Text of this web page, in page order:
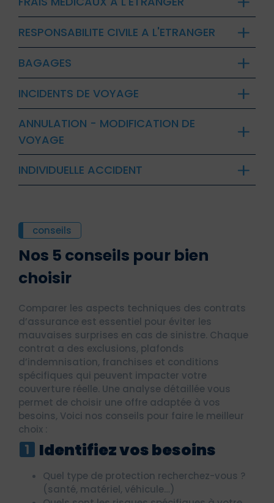
RESPONSABILITE CIVILE A L'ETRANGER
BAGAGES
INCIDENTS DE VOYAGE
ANNULATION - MODIFICATION DE
VOYAGE
INDIVIDUELLE ACCIDENT
conseils
Nos 5 conseils pour bien
choisir
Comparer les aspects techniques des contrats
d’assurance est essentiel pour éviter les
mauvaises surprises en cas de sinistre. Chaque
contrat a des exclusions, plafonds
d’indemnisation, franchises et conditions
spécifiques qui peuvent impacter votre
couverture réelle. Une analyse détaillée vous
permet de choisir une offre adaptée à vos
besoins, Voici nos conseils pour faire le meilleur
choix :
Identifiez vos besoins
Quel type de protection recherchez-vous ?
(santé, matériel, véhicule…)